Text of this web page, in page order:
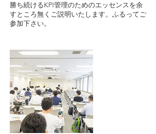
勝ち続けるKPI管理のためのエッセンスを余
すところ無くご説明いたします。ふるってご
参加下さい。